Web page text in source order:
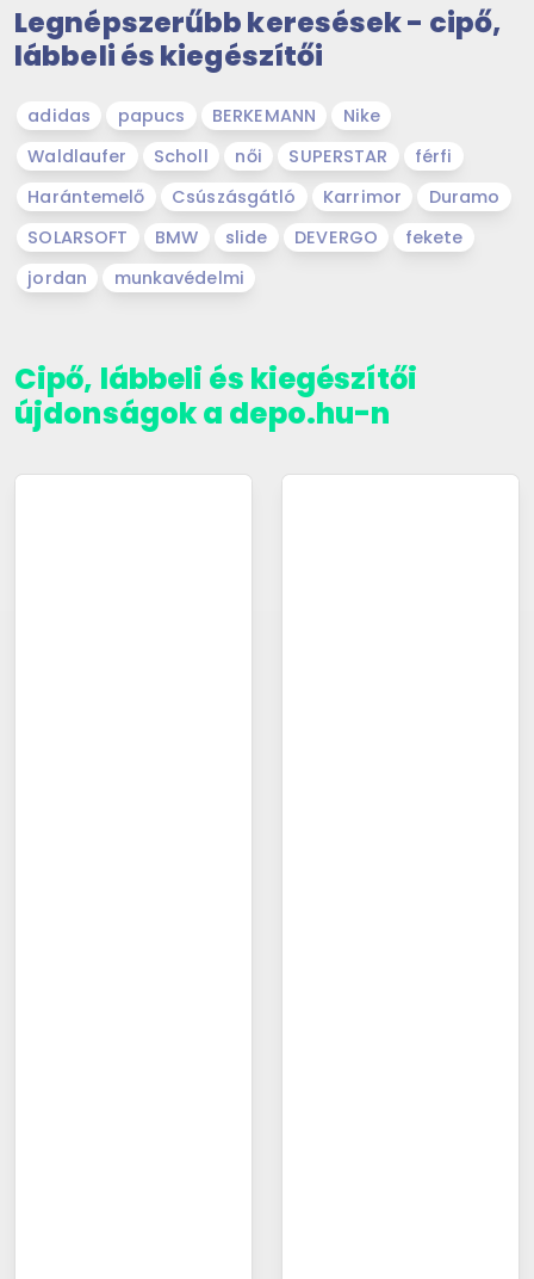
Legnépszerűbb keresések - cipő,
lábbeli és kiegészítői
adidas papucs BERKEMANN
Nike
Waldlaufer
Scholl női SUPERSTAR
férfi
Harántemelő
Csúszásgátló Karrimor
Duramo
SOLARSOFT
BMW slide DEVERGO
fekete
jordan
munkavédelmi
Cipő, lábbeli és kiegészítői
újdonságok a depo.hu-n